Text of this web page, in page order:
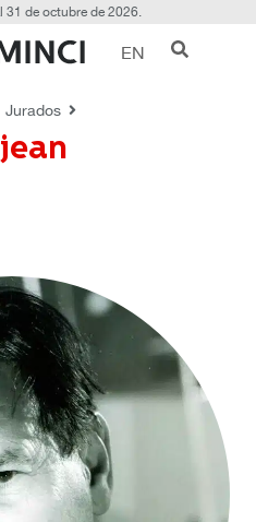
31 de octubre de 2026.
EN
Jurados